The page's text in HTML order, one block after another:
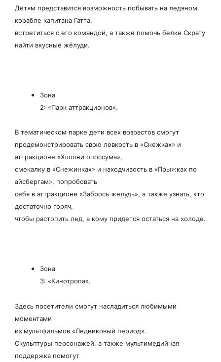
Детям представится возможность побывать на ледяном
корабле капитана Гатта,
встретиться с его командой, а также помочь белке Скрату
найти вкусные жёлуди.
Зона
2: «Парк аттракционов».
В тематическом парке дети всех возрастов смогут
продемонстрировать свою ловкость в «Снежках» и
аттракционе «Хлопни опоссума»,
смекалку в «Снежинках» и находчивость в «Прыжках по
айсбергам», попробовать
себя в аттракционе «Забрось желудь», а также узнать, кто
достаточно горяч,
чтобы растопить лед, а кому придется остаться на холоде.
Зона
3: «Кинотропа».
Здесь посетители смогут насладиться любимыми
моментами
из мультфильмов «Ледниковый период».
Скульптуры персонажей, а также мультимедийная
поддержка помогут